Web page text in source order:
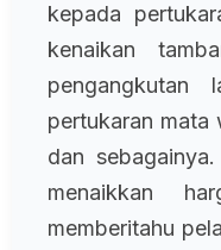
kepada
kenaikan
pertukaran mata
dan
menaikkan
memberitahu